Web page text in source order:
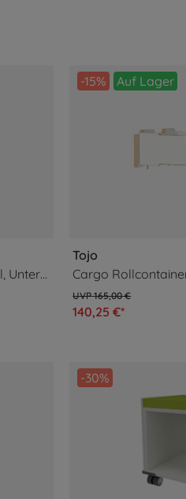
Cargo Rollcontainer Grundmodul, Unterteil
-15% Auf Lager
Tojo
Cargo
140,25 €*
165,00 €
-30%